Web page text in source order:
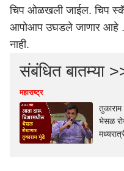
चिप ओळखली जाईल. चिप
आपोआप उघडले जाणार आहे .
नाही.
संबंधित बातम्या
महाराष्ट्र
भेसळ